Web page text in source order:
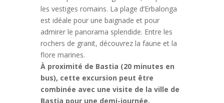
les vestiges romains. La plage d’Erbalonga
est idéale pour une baignade et pour
admirer le panorama splendide. Entre les
rochers de granit, découvrez la faune et la
flore marines.
À proximité de Bastia (20 minutes en
bus), cette excursion peut être
combinée avec une visite de la ville de
Bastia pour une demi-journée.